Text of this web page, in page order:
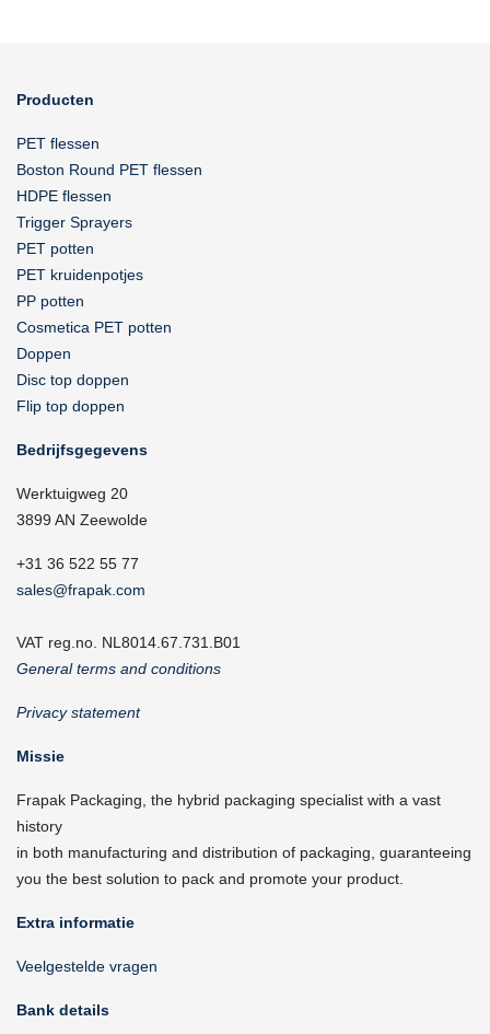
Producten
PET flessen
Boston Round PET flessen
HDPE flessen
Trigger Sprayers
PET potten
PET kruidenpotjes
PP potten
Cosmetica PET potten
Doppen
Disc top doppen
Flip top doppen
Bedrijfsgegevens
Werktuigweg 20
3899 AN Zeewolde
+31 36 522 55 77
sales@frapak.com
VAT reg.no. NL8014.67.731.B01
General terms and conditions
Privacy statement
Missie
Frapak Packaging, the hybrid packaging specialist with a vast
history
in both manufacturing and distribution of packaging, guaranteeing
you the best solution to pack and promote your product.
Extra informatie
Veelgestelde vragen
Bank details